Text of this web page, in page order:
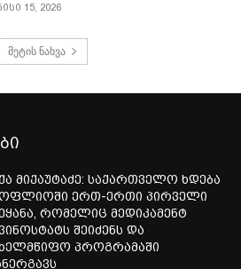
15, 2026
მეტის ნახვა
მიქაუტაძე: საქართველო ხდება
ერთ-ერთი პირველი
რომელიც მედიკამენტ
შეიძენს და
პროგრამაში